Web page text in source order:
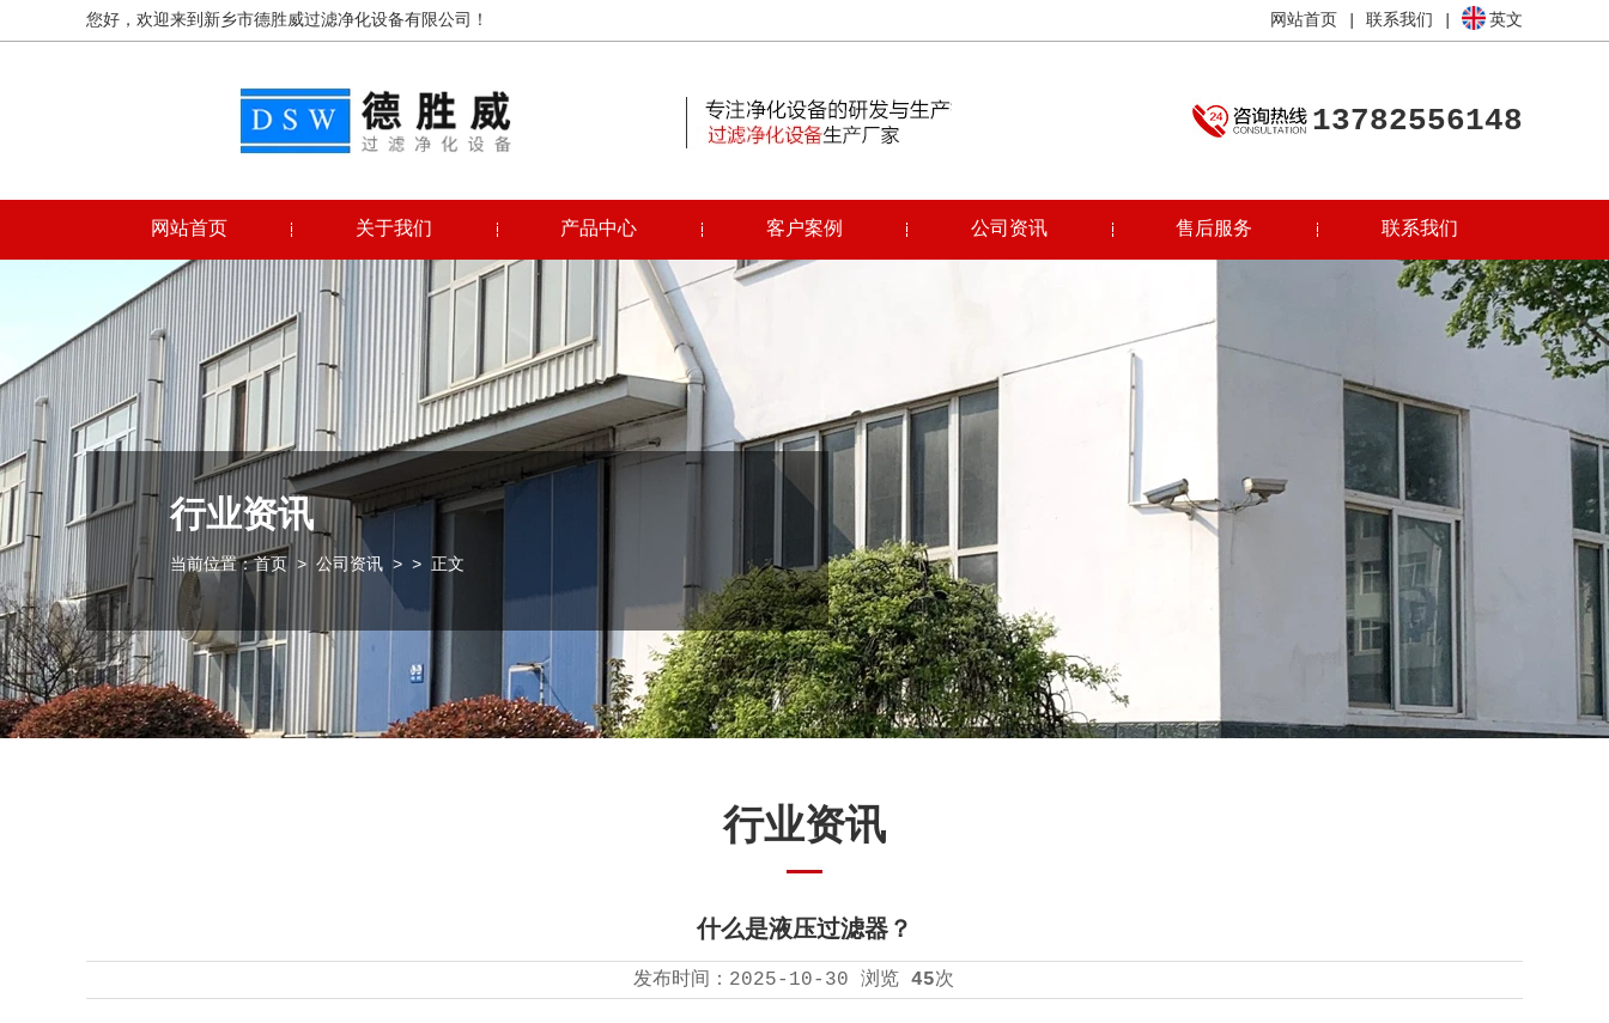
您好，欢迎来到新乡市德胜威过滤净化设备有限公司！ 网站首页 联系我们 英文
13782556148
网站首页 关于我们 产品中心 客户案例 公司资讯 售后服务 联系我们
行业资讯
当前位置：首页> 公司资讯 > > 正文
行业资讯
什么是液压过滤器？
发布时间： 2025-10-30 浏览 45次